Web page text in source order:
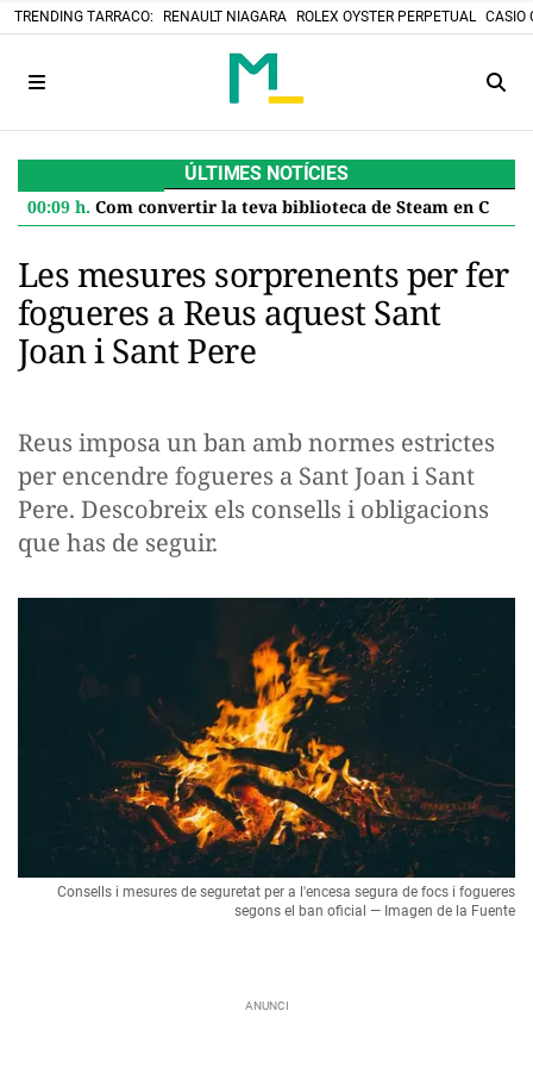
TRENDING TARRACO: RENAULT NIAGARA ROLEX OYSTER PERPETUAL CASIO
ÚLTIMES NOTÍCIES
00:09 h. Com convertir la teva biblioteca de Steam en Cartutxos retro: el projecte DIY que desafia el futur digital
Les mesures sorprenents per fer
fogueres a Reus aquest Sant
Joan i Sant Pere
Reus imposa un ban amb normes estrictes
per encendre fogueres a Sant Joan i Sant
Pere. Descobreix els consells i obligacions
que has de seguir.
Consells i mesures de seguretat per a l'encesa segura de focs i fogueres
segons el ban oficial — Imagen de la Fuente